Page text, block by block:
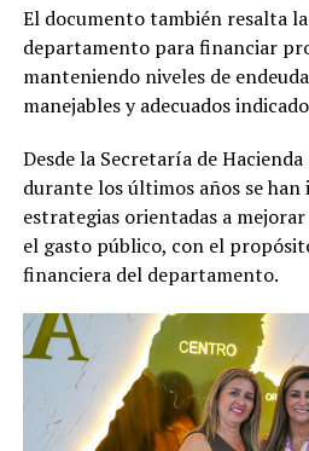
El documento también resalta
departamento para financiar
manteniendo niveles de
manejables y adecuados
Desde la Secretaría de
durante los últimos años se
estrategias orientadas a
el gasto público, con el
financiera del departamento.